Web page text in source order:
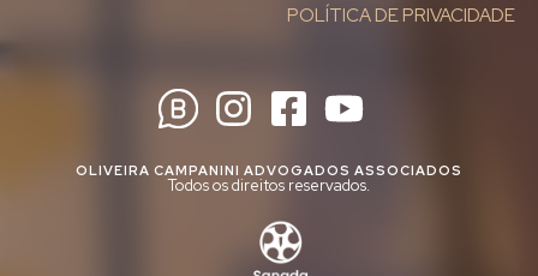
POLÍTICA DE PRIVACIDADE
OLIVEIRA CAMPANINI ADVOGADOS ASSOCIADOS
Todos os direitos reservados.